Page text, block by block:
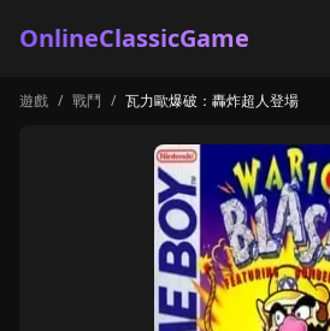
OnlineClassicGame
首頁
遊戲 / 戰鬥 / 瓦力歐爆破：轟炸超人登場